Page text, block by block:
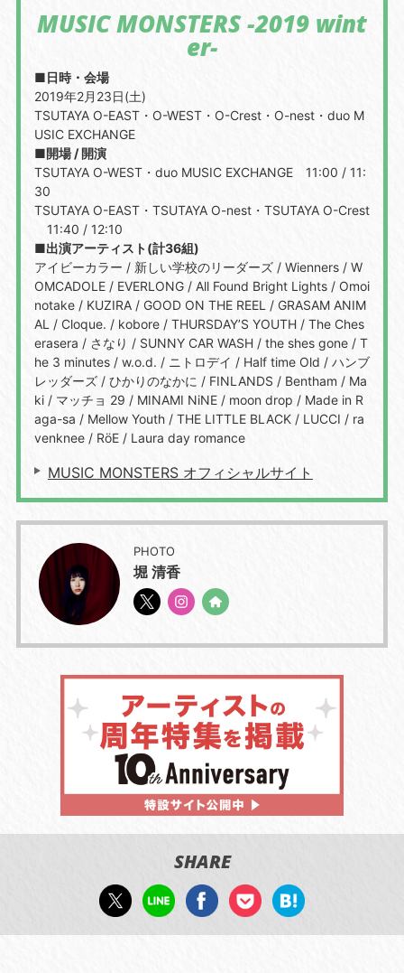
MUSIC MONSTERS -2019 wint
er-
■日時・会場
2019年2月23日(土)
TSUTAYA O-EAST・O-WEST・O-Crest・O-nest・duo M
USIC EXCHANGE
■開場 / 開演
TSUTAYA O-WEST・duo MUSIC EXCHANGE 11:00 / 11:
30
TSUTAYA O-EAST・TSUTAYA O-nest・TSUTAYA O-Crest
11:40 / 12:10
■出演アーティスト(計36組)
アイビーカラー / 新しい学校のリーダーズ / Wienners / W
OMCADOLE / EVERLONG / All Found Bright Lights / Omoi
notake / KUZIRA / GOOD ON THE REEL / GRASAM ANIM
AL / Cloque. / kobore / THURSDAY’S YOUTH / The Ches
erasera / さなり / SUNNY CAR WASH / the shes gone / T
he 3 minutes / w.o.d. / ニトロデイ / Half time Old / ハンブ
レッダーズ / ひかりのなかに / FINLANDS / Bentham / Ma
ki / マッチョ 29 / MINAMI NiNE / moon drop / Made in R
aga-sa / Mellow Youth / THE LITTLE BLACK / LUCCI / ra
venknee / RöE / Laura day romance
MUSIC MONSTERS オフィシャルサイト
PHOTO
堀 清香
SHARE